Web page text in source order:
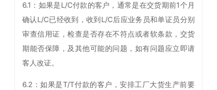
6.1：如果是L/C付款的客户，通常是在交货期前1个月
确认L/C已经收到，收到L/C后应业务员和单证员分别
审查信用证，检查是否存在不符点或者软条款，交货
期能否保障，及其他可能的问题，如有问题应立即请
客人改证。
6.2：如果是T/T付款的客户，安排工厂大货生产前要